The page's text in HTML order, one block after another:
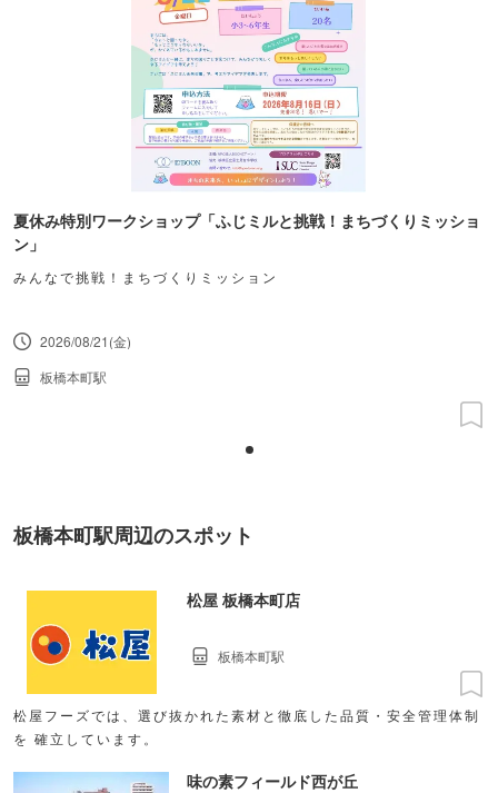
夏休み特別ワークショップ「ふじミルと挑戦！まちづくりミッショ
ン」
みんなで挑戦！まちづくりミッション
2026/08/21(金)
板橋本町駅
板橋本町駅周辺のスポット
松屋 板橋本町店
松屋フーズでは、選び抜かれた素材と徹底した品質・安全管理体制
を 確立しています。
板橋本町駅
味の素フィールド西が丘